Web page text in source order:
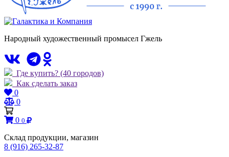
Народный художественный промысел Гжель
Где купить? (40 городов)
Как сделать заказ
0
0
0 0
Склад продукции, магазин
8 (916) 265-32-87